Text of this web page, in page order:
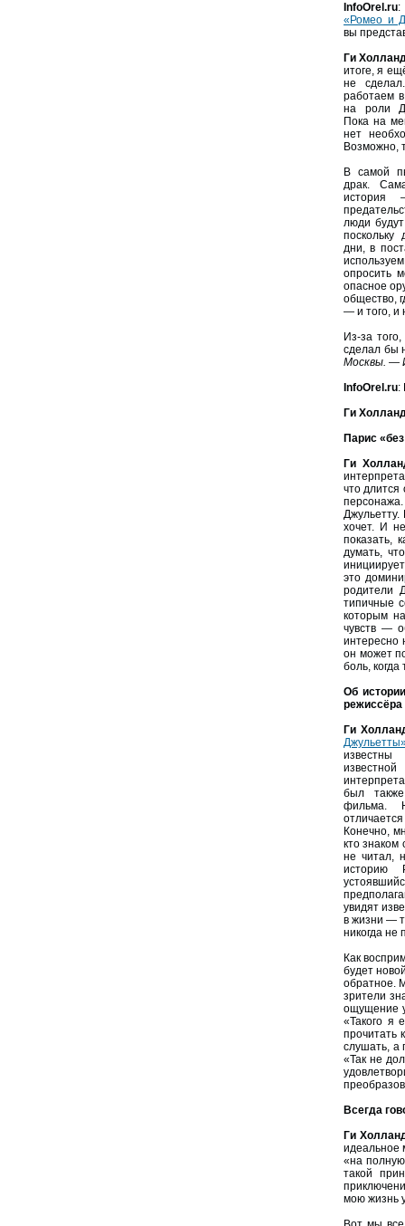
InfoOrel.ru:
«Ромео и
вы
Ги
итоге, я
не
работаем
на роли
Пока на
нет
Возможно,
В самой
драк.
история
люди
дни, в
опросить
опасное
общество,
— и того, и
Из-за
сделал бы
Москвы. —
InfoOrel.ru:
Ги
Парис
Ги
что длится
хочет. И
показать,
думать,
это
родители
типичные
которым
чувств —
интересно
он может
боль,
Об
режиссёра
Ги
был
фильма.
Конечно,
кто знаком
не читал,
историю
увидят
в жизни —
никогда не
Как
будет
обратное.
зрители
ощущение
«Такого я
прочитать
слушать, а
«Так не
Всегда
Ги
идеальное
«на
такой
мою жизнь